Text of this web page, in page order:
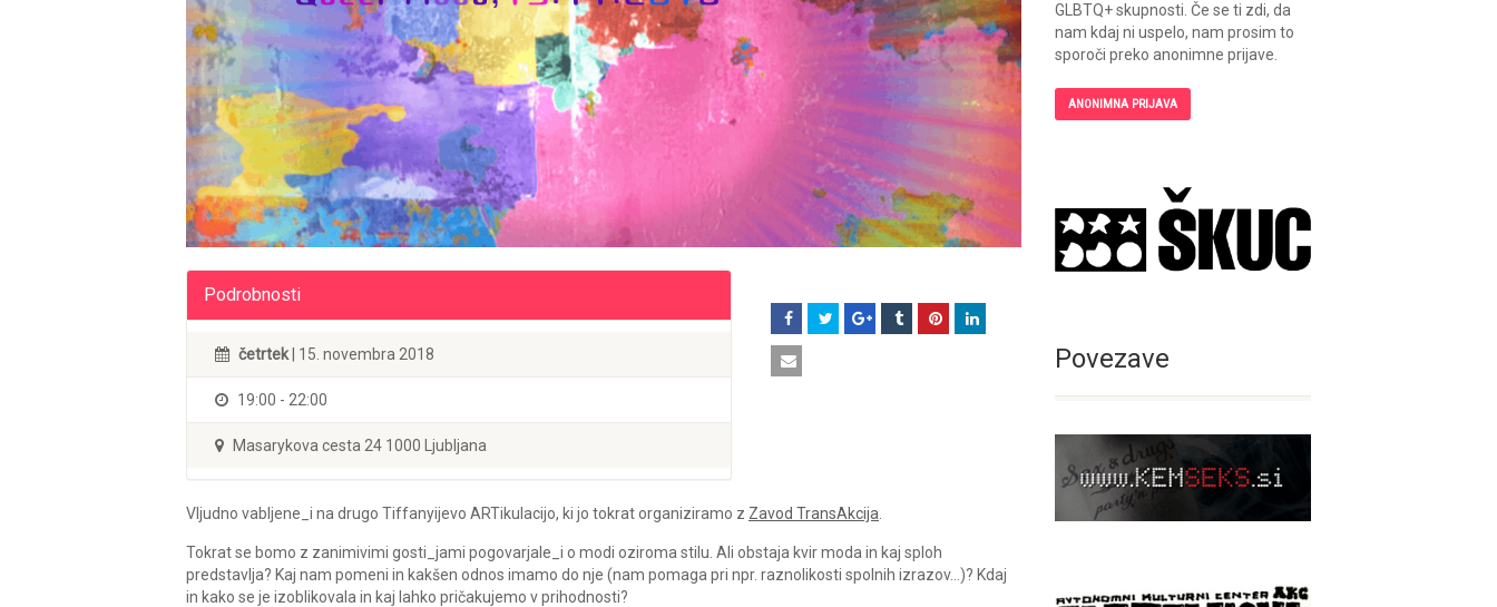
Podrobnosti
četrtek | 15. novembra 2018
19:00 - 22:00
Masarykova cesta 24 1000 Ljubljana
Vljudno vabljene_i na drugo Tiffanyijevo ARTikulacijo, ki jo tokrat organiziramo z Zavod TransAkcija
Tokrat se bomo z zanimivimi gosti_jami pogovarjale_i o modi oziroma stilu. Ali obstaja kvir moda in kaj sploh
predstavlja? Kaj nam pomeni in kakšen odnos imamo do nje (nam pomaga pri npr. raznolikosti spolnih izrazov…)? Kdaj
in kako se je izoblikovala in kaj lahko pričakujemo v prihodnosti?
GLBTQ+ skupnosti. Če se ti zdi, da
nam kdaj ni uspelo, nam prosim to
sporoči preko anonimne prijave.
ANONIMNA PRIJAVA
Povezave